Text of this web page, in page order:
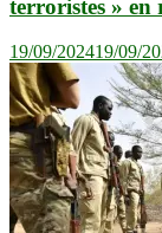
terroristes » en
19/09/202419/09/